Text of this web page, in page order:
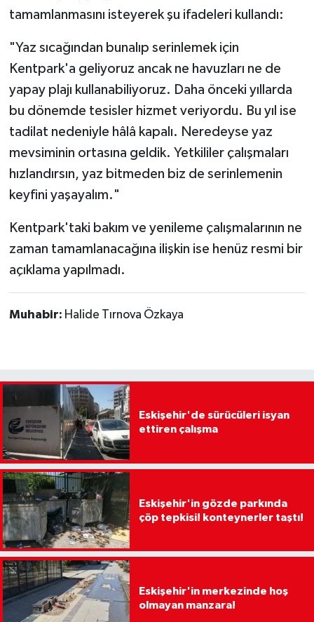
tamamlanmasını isteyerek şu ifadeleri kullandı:
"Yaz sıcağından bunalıp serinlemek için
Kentpark'a geliyoruz ancak ne havuzları ne de
yapay plajı kullanabiliyoruz. Daha önceki yıllarda
bu dönemde tesisler hizmet veriyordu. Bu yıl ise
tadilat nedeniyle hâlâ kapalı. Neredeyse yaz
mevsiminin ortasına geldik. Yetkililer çalışmaları
hızlandırsın, yaz bitmeden biz de serinlemenin
keyfini yaşayalım."
Kentpark'taki bakım ve yenileme çalışmalarının ne
zaman tamamlanacağına ilişkin ise henüz resmi bir
açıklama yapılmadı.
Muhabir: Halide Tırnova Özkaya
Eskişehir'de sürücüleri isyan
ettiren çalışma
Eskişehir'in gözde parkında
çöp tepkisi! konteynerler taştı!
Eskişehir'in merkezinde hoş
olmayan manzara!